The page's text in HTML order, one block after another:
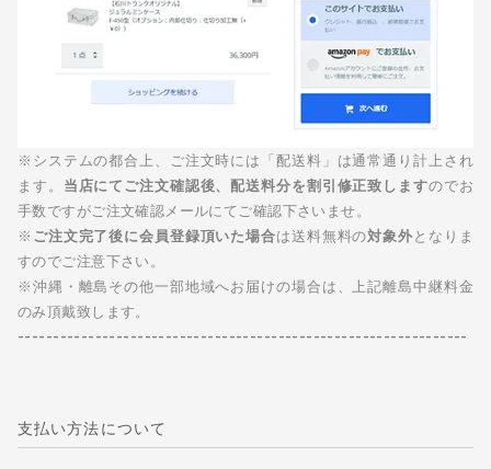
※システムの都合上、ご注文時には「配送料」は通常通り計上され
ます。 当店にてご注文確認後、配送料分を割引修正致しますのでお
手数ですがご注文確認メールにてご確認下さいませ。
※ ご注文完了後に会員登録頂いた場合は送料無料の対象外となりま
すのでご注意下さい。
※沖縄・離島その他一部地域へお届けの場合は、上記離島中継料金
のみ頂戴致します。
----------------------------------------------------------------
支払い方法について